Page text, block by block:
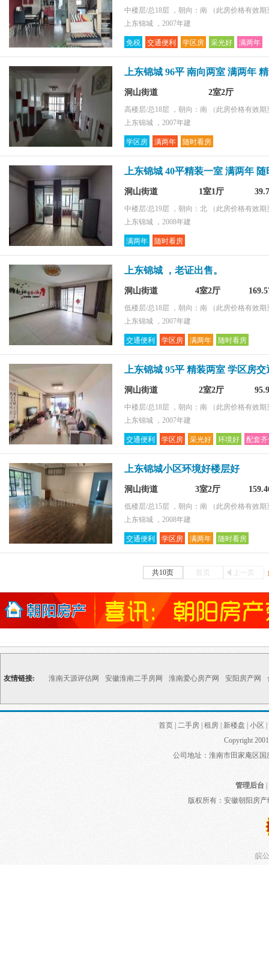
中楼层/总18层 ，朝向：南
（此房价格有效
上东锦城 ，2007年建
免税 交通便利 学区房 采光好 满两年
上东锦城 96平 南向两室 满两年
洞山街道 2室2厅
高楼层/总18层 ，朝向：南
（此房价格有效
上东锦城 ，2007年建
学区房 满两年 随时看房
上东锦城 40平精装一室 满两年
洞山街道 1室1厅
中楼层/总19层 ，朝向：北
（此房价格有效
上东锦城 ，2008年建
满两年 随时看房
上东锦城 ，老证出售。
洞山街道 4室2厅
低楼层/总18层 ，朝向：南
（此房价格有效
上东锦城 ，2007年建
交通便利 学区房 满两年 随时看房
上东锦城 95平 精装两室 学区房
洞山街道 2室2厅
中楼层/总18层 ，朝向：南
（此房价格有效
上东锦城 ，2007年建
交通便利 学区房 采光好 环境好 配套
上东锦城小区环境好楼层好
洞山街道 3室2厅
低楼层/总15层 ，朝向：南
（此房价格有效
上东锦城 ，2008年建
交通便利 学区房 满两年 随时看房
共10页 首页 上一页
友情链接: 淮南天源评估网 安徽淮南二手房网 淮南爱心房产网 安阳房产网
首页 二手房 租房 新楼盘 小区
Copyright
公司地址：淮南市田家庵区
管理后台|
版权所有：安徽朝阳房
皖